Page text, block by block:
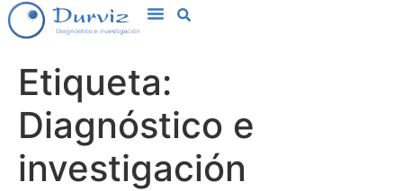
Etiqueta:
Diagnóstico e
investigación